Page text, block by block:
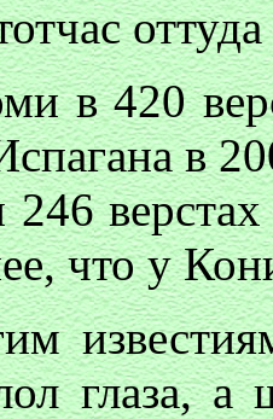
в 420
в
что у
глаза, а